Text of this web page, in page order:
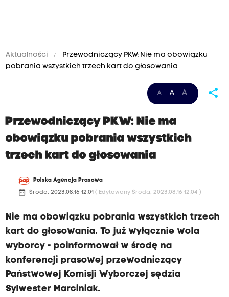
Aktualności
Przewodniczący PKW: Nie ma obowiązku
pobrania wszystkich trzech kart do głosowania
A A A share
Przewodniczący PKW: Nie ma
obowiązku pobrania wszystkich
trzech kart do głosowania
Polska Agencja Prasowa
date_range Środa, 2023.08.16 12:01 ( Edytowany Środa, 2023.08.16 12:04 )
Nie ma obowiązku pobrania wszystkich trzech
kart do głosowania. To już wyłącznie wola
wyborcy - poinformował w środę na
konferencji prasowej przewodniczący
Państwowej Komisji Wyborczej sędzia
Sylwester Marciniak.